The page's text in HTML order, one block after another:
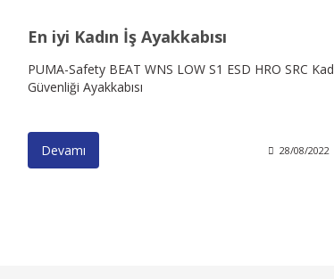
En iyi Kadın İş Ayakkabısı
PUMA-Safety BEAT WNS LOW S1 ESD HRO SRC
Güvenliği Ayakkabısı
Devamı 28/08/2022